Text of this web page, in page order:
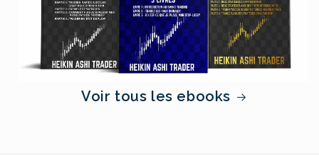
Voir tous les ebooks